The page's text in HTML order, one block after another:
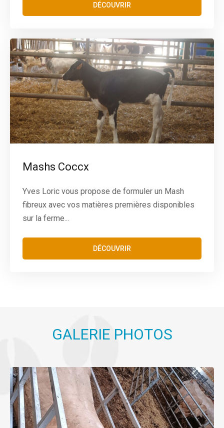
DÉCOUVRIR
Mashs Coccx
Yves Loric vous propose de formuler un Mash
fibreux avec vos matières premières disponibles
sur la ferme...
DÉCOUVRIR
GALERIE PHOTOS